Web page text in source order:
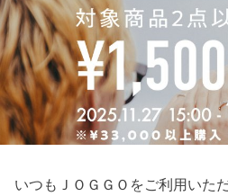
いつもＪＯＧＧＯをご利用いた